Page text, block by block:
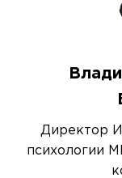
Директор
психологии